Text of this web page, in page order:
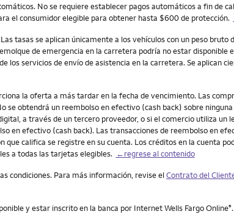
No se requiere establecer pagos automáticos a fin de
el consumidor elegible para obtener hasta $600 de protección.
tasas se aplican únicamente a los vehículos con un peso
de emergencia en la carretera podría no estar disponible
los servicios de envío de asistencia en la carretera. Se aplican
la oferta a más tardar en la fecha de vencimiento. Las
obtendrá un reembolso en efectivo (cash back) sobre
a través de un tercero proveedor, o si el comercio utiliza
en efectivo (cash back). Las transacciones de reembolso en
califica se registre en su cuenta. Los créditos en la cuenta
a todas las tarjetas elegibles. ←regrese al contenido
condiciones. Para más información, revise elContrato del
y estar inscrito en la banca por Internet Wells Fargo Online®